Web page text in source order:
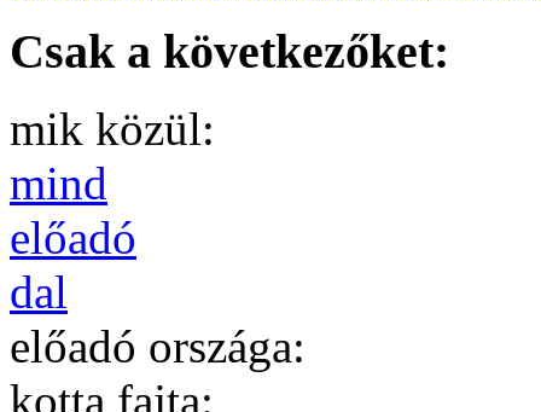
Csak a következőket:
mik közül:
mind
előadó
dal
előadó országa:
kotta fajta: